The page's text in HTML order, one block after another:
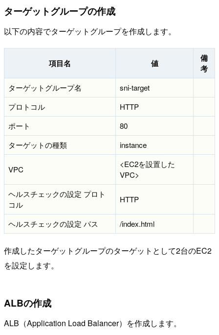
ターゲットグループの作成
以下の内容でターゲットグループを作成します。
項目名 値
備
考
ターゲットグループ名
sni-target
プロトコル
HTTP
ポート
80
ターゲットの種類
instance
VPC
<EC2を設置した
VPC>
ヘルスチェックの設定 プロト
コル
HTTP
ヘルスチェックの設定 パス /index.html
作成したターゲットグループのターゲットとして2台のEC2
を設定します。
ALBの作成
ALB（Application Load Balancer）を作成します。